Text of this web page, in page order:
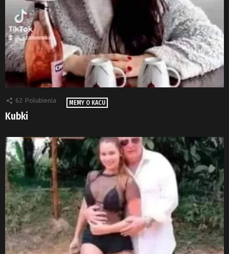
62 Polubienia MEMY O KACU
Kubki